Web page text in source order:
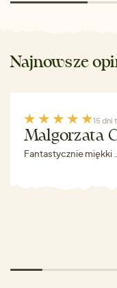
Najnowsze
15 dni
Malgorzata
Fantastycznie miękki